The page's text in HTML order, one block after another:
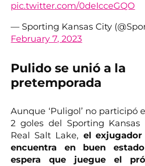
pic.twitter.com/0deIcceGQO
— Sporting Kansas City
February 7, 2023
Pulido se unió a la
pretemporada
Aunque ‘Puligol’ no participó
2 goles del Sporting Kansas
Real Salt Lake, el exjugador
encuentra en buen
espera que juegue el